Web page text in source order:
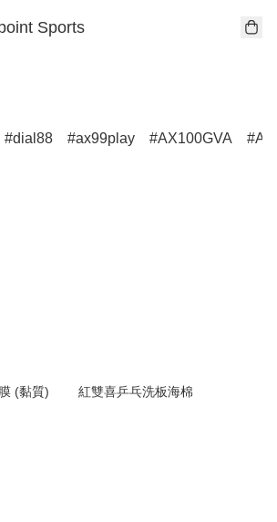
Sports
dial88 ax99play AX100GVA
(黏質) 紅雙喜乒乓洗板海棉